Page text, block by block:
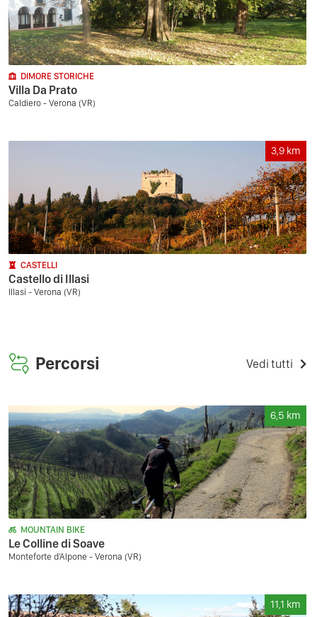
DIMORE STORICHE
Villa Da Prato
Caldiero - Verona (VR)
3,9 km
CASTELLI
Castello di Illasi
Illasi - Verona (VR)
Percorsi Vedi tutti
6,5 km
MOUNTAIN BIKE
Le Colline di Soave
Monteforte d'Alpone - Verona (VR)
11,1 km